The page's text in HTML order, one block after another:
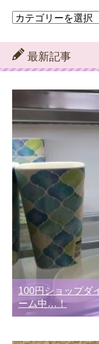
カ
ゴ
リ
ー
最新記事
100円ショップダ
ーム中…！